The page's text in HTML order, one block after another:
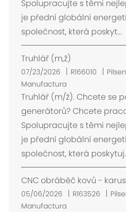
i
ó
n
Spolupracujte s těmi
je přední globální
společnost, která poskyt...
Truhlář (m,ž)
07/23/2026 R166010
U
c
i
ó
n
Manufactura
Truhlář (m/ž). Chcete se
generátorů? Chcete
Spolupracujte s těmi
je přední globální
společnost, která
CNC obráběč kovů -
05/06/2026 R163526
U
Manufactura